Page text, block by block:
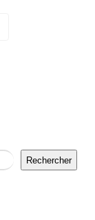
Rechercher